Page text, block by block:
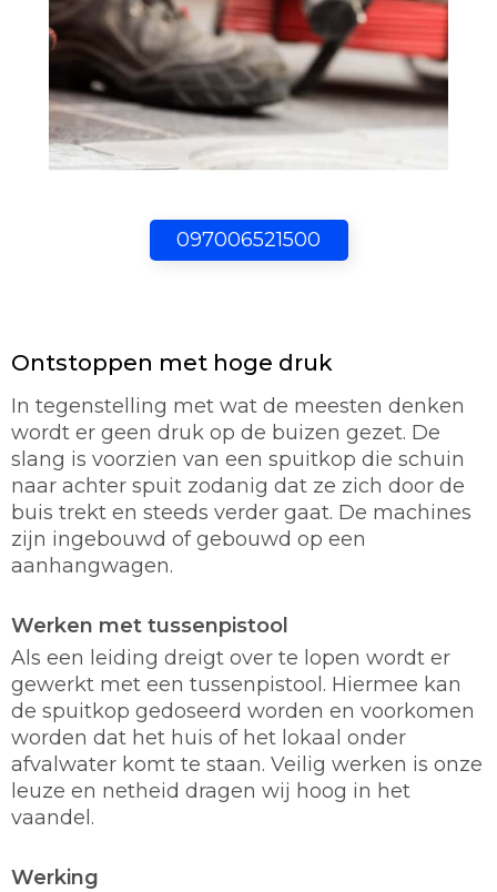
097006521500
Ontstoppen met hoge druk
In tegenstelling met wat de meesten denken
wordt er geen druk op de buizen gezet. De
slang is voorzien van een spuitkop die schuin
naar achter spuit zodanig dat ze zich door de
buis trekt en steeds verder gaat. De machines
zijn ingebouwd of gebouwd op een
aanhangwagen.
Werken met tussenpistool
Als een leiding dreigt over te lopen wordt er
gewerkt met een tussenpistool. Hiermee kan
de spuitkop gedoseerd worden en voorkomen
worden dat het huis of het lokaal onder
afvalwater komt te staan. Veilig werken is onze
leuze en netheid dragen wij hoog in het
vaandel.
Werking